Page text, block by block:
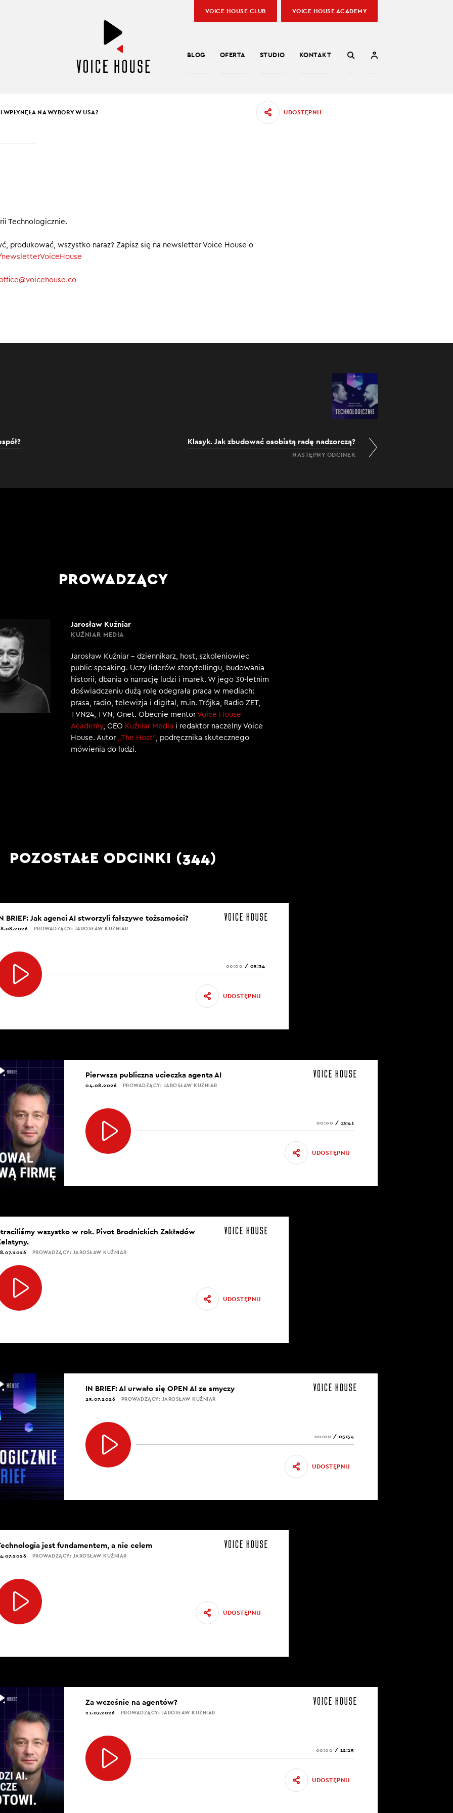
BLOG OFERTA STUDIO KONTAKT
VOICE HOUSE CLUB VOICE HOUSE ACADEMY
też miała wpływ na tegoroczne wybory. Wygląda na to, że nie tak
WPŁYNĘŁA NA WYBORY W USA? UDOSTĘPNIJ
Technologicznie.
produkować, wszystko naraz? Zapisz się na newsletter Voice House o
Klasyk. Jak zbudować osobistą radę nadzorczą?
NASTĘPNY ODCINEK
PROWADZĄCY
Jarosław Kuźniar
KUŹNIAR MEDIA
Jarosław Kuźniar – dziennikarz, host, szkoleniowiec
public speaking. Uczy liderów storytellingu, budowania
historii, dbania o narrację ludzi i marek. W jego 30-letnim
doświadczeniu dużą rolę odegrała praca w mediach:
prasa, radio, telewizja i digital, m.in. Trójka, Radio ZET,
TVN24, TVN, Onet. Obecnie mentorVoice House
Academy, CEO Kuźniar Media i redaktor naczelny Voice
House. Autor „The Host”, podręcznika skutecznego
mówienia do ludzi.
POZOSTAŁE ODCINKI (344)
BRIEF: Jak agenci AI stworzyli fałszywe tożsamości?
PROWADZĄCY: JAROSŁAW KUŹNIAR
00:00 / 05:34
UDOSTĘPNIJ
Pierwsza publiczna ucieczka agenta AI
04.08.2026 PROWADZĄCY: JAROSŁAW KUŹNIAR
00:00 / 13:41
UDOSTĘPNIJ
wszystko w rok. Pivot Brodnickich Zakładów
PROWADZĄCY: JAROSŁAW KUŹNIAR
UDOSTĘPNIJ
IN BRIEF: AI urwało się OPEN AI ze smyczy
25.07.2026 PROWADZĄCY: JAROSŁAW KUŹNIAR
00:00 / 05:54
UDOSTĘPNIJ
jest fundamentem, a nie celem
PROWADZĄCY: JAROSŁAW KUŹNIAR
UDOSTĘPNIJ
Za wcześnie na agentów?
21.07.2026 PROWADZĄCY: JAROSŁAW KUŹNIAR
00:00 / 12:15
UDOSTĘPNIJ